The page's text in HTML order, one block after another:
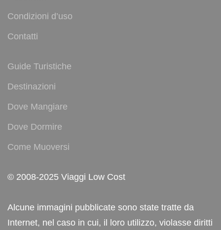
Condizioni d’uso
Contatti
Guide Turistiche
Destinazioni
Dove Mangiare
Dove Dormire
Come Muoversi
© 2008-2025 Viaggi Low Cost
Alcune immagini pubblicate sono state tratte da
Internet, nel caso in cui, il loro utilizzo, violasse diritti